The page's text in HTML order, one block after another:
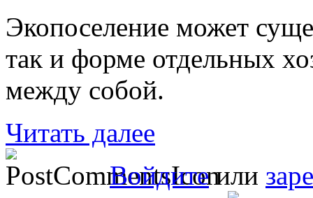
Экопоселение может
так и форме отдельных
между собой.
Читать далее
Войдитеили